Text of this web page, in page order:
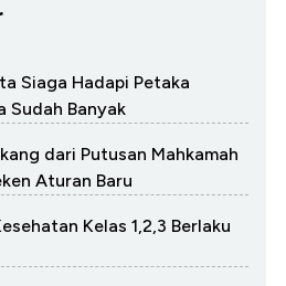
Siaga Hadapi Petaka
Sudah Banyak
dari Putusan Mahkamah
Aturan Baru
Kelas 1,2,3 Berlaku